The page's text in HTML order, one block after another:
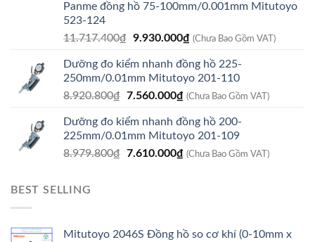
Panme đồng hồ 75-100mm/0.001mm Mitutoyo
523-124
11.717.400₫ Giá
là:
11.717.400₫.
9.930.000₫Giá
tại
là:
9.930.000₫.
(Chưa Bao Gồm VAT)
Dưỡng đo kiểm nhanh đồng hồ 225-
250mm/0.01mm Mitutoyo 201-110
8.920.800₫ Giá
là:
8.920.800₫.
7.560.000₫Giá
tại
là:
7.560.000₫.
(Chưa Bao Gồm VAT)
Dưỡng đo kiểm nhanh đồng hồ 200-
225mm/0.01mm Mitutoyo 201-109
8.979.800₫ Giá
7.610.000₫Giá
(Chưa Bao Gồm VAT)
BEST SELLING
Mitutoyo 2046S Đồng hồ so cơ khí (0-10mm x